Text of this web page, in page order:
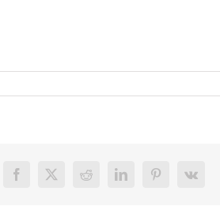
Facebook
X Reddit LinkedInPinterest
Vk